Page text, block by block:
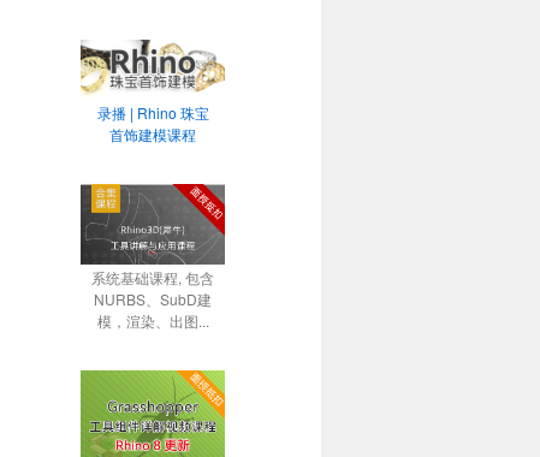
录播 | Rhino 珠宝
首饰建模课程
系统基础课程, 包含
NURBS、SubD建
模，渲染、出图...